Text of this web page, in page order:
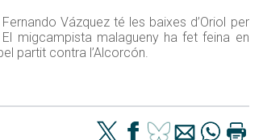
Vázquez té les baixes d’Oriol per
migcampista malagueny ha fet feina en
partit contra l’Alcorcón.